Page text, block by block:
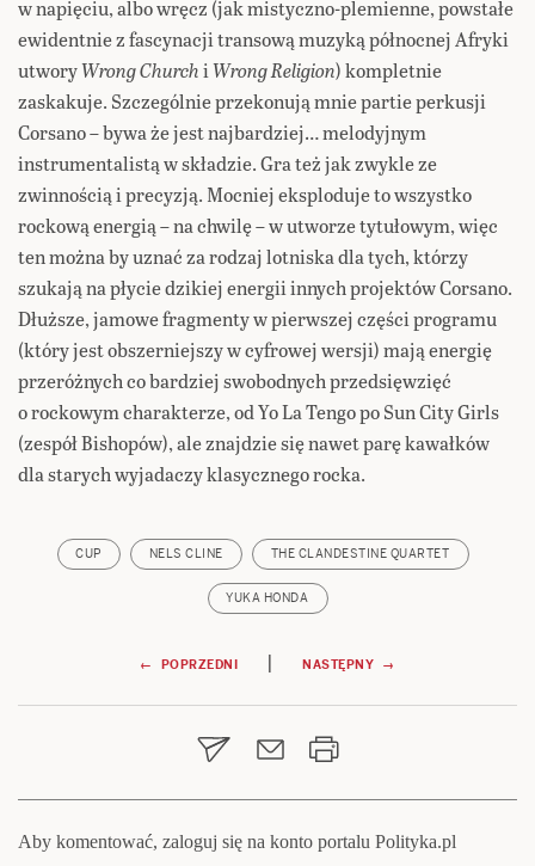
w napięciu, albo wręcz (jak mistyczno-plemienne, powstałe
ewidentnie z fascynacji transową muzyką północnej Afryki
utworyWrong ChurchiWrong Religion) kompletnie
zaskakuje. Szczególnie przekonują mnie partie perkusji
Corsano – bywa że jest najbardziej… melodyjnym
instrumentalistą w składzie. Gra też jak zwykle ze
zwinnością i precyzją. Mocniej eksploduje to wszystko
rockową energią – na chwilę – w utworze tytułowym, więc
ten można by uznać za rodzaj lotniska dla tych, którzy
szukają na płycie dzikiej energii innych projektów Corsano.
Dłuższe, jamowe fragmenty w pierwszej części programu
(który jest obszerniejszy w cyfrowej wersji) mają energię
przeróżnych co bardziej swobodnych przedsięwzięć
o rockowym charakterze, od Yo La Tengo po Sun City Girls
(zespół Bishopów), ale znajdzie się nawet parę kawałków
dla starych wyjadaczy klasycznego rocka.
CUP NELS CLINE THE CLANDESTINE QUARTET
YUKA HONDA
Nawigacja
wpisu
← POPRZEDNI | NASTĘPNY →
Aby komentować, zaloguj się na konto portalu Polityka.pl